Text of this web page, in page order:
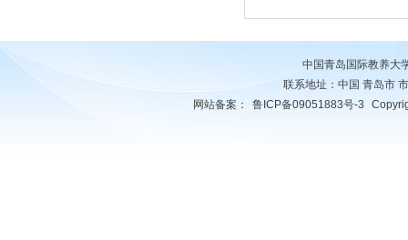
中国青岛国际教养大
联系地址：中国 青岛市
网站备案：
鲁ICP备09051883号-3